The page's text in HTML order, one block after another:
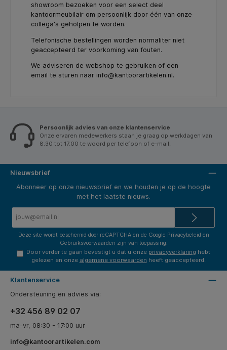
showroom bezoeken voor een select deel
kantoormeubilair om persoonlijk door één van onze
collega's geholpen te worden.
Telefonische bestellingen worden normaliter niet
geaccepteerd ter voorkoming van fouten.
We adviseren de webshop te gebruiken of een
email te sturen naar info@kantoorartikelen.nl.
Persoonlijk advies van onze klantenservice
Onze ervaren medewerkers staan je graag op werkdagen van
8.30 tot 17.00 te woord per telefoon of e-mail.
Nieuwsbrief
Abonneer op onze nieuwsbrief en we houden je op de hoogte
met het laatste nieuws.
Deze site wordt beschermd door reCAPTCHA en de Google Privacybeleid en
Gebruiksvoorwaarden zijn van toepassing.
Door verder te gaan bevestigt u dat u onze privacyverklaring hebt
gelezen en onze algemene voorwaarden heeft geaccepteerd.
Klantenservice
Ondersteuning en advies via:
+32 456 89 02 07
ma-vr, 08:30 - 17:00 uur
info@kantoorartikelen.com